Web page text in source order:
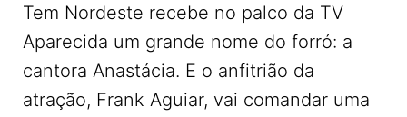
Tem Nordeste recebe no palco da TV
Aparecida um grande nome do forró: a
cantora Anastácia. E o anfitrião da
atração, Frank Aguiar, vai comandar uma